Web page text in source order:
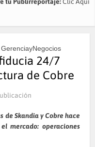
24/7
de Cobre
de Skandia y Cobre hace
mercado: operaciones